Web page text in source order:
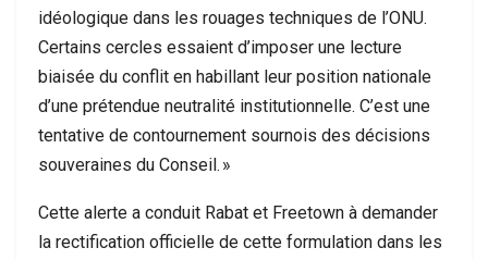
idéologique dans les rouages techniques de l’ONU.
Certains cercles essaient d’imposer une lecture
biaisée du conflit en habillant leur position nationale
d’une prétendue neutralité institutionnelle. C’est une
tentative de contournement sournois des décisions
souveraines du Conseil. »
Cette alerte a conduit Rabat et Freetown à demander
la rectification officielle de cette formulation dans les